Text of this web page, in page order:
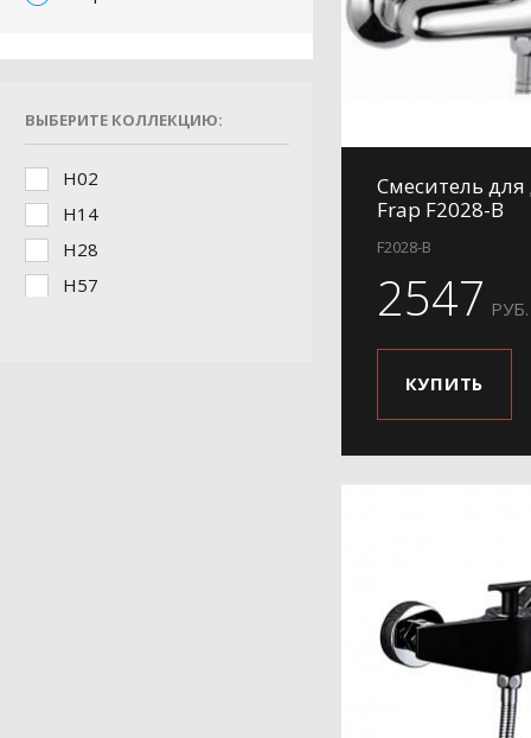
ВЫБЕРИТЕ КОЛЛЕКЦИЮ:
H02
H14
H28
H57
Смеситель
Frap F2028-B
F2028-B
2547 РУБ.
КУПИТЬ